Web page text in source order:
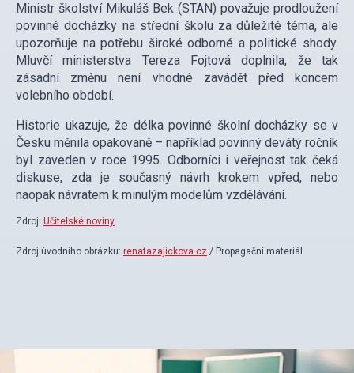
Ministr školství Mikuláš Bek (STAN) považuje prodloužení
povinné docházky na střední školu za důležité téma, ale
upozorňuje na potřebu široké odborné a politické shody.
Mluvčí ministerstva Tereza Fojtová doplnila, že tak
zásadní změnu není vhodné zavádět před koncem
volebního období.
Historie ukazuje, že délka povinné školní docházky se v
Česku měnila opakovaně – například povinný devátý ročník
byl zaveden v roce 1995. Odborníci i veřejnost tak čeká
diskuse, zda je současný návrh krokem vpřed, nebo
naopak návratem k minulým modelům vzdělávání.
Zdroj: Učitelské noviny
Zdroj úvodního obrázku: renatazajickova.cz / Propagační materiál